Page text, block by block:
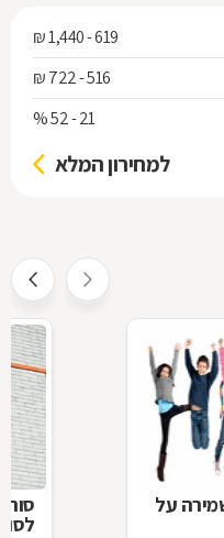
619 - 1,440 ₪
516 - 722 ₪
21 - 52 %
למחירון המלא
על